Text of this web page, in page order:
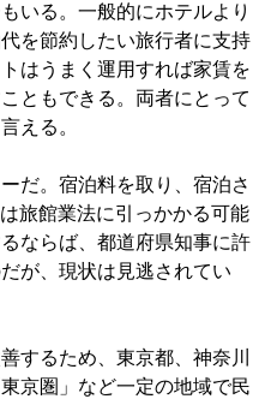
いる。一般的にホテルより
を節約したい旅行者に支持
はうまく運用すれば家賃を
ともできる。両者にとって
える。
だ。宿泊料を取り、宿泊さ
旅館業法に引っかかる可能
ならば、都道府県知事に許
が、現状は見逃されてい
するため、東京都、神奈川
京圏」など一定の地域で民